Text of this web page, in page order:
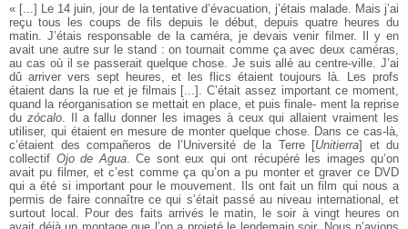
« [...] Le 14 juin, jour de la tentative d’évacuation, j’étais malade. Mais j’ai
reçu tous les coups de fils depuis le début, depuis quatre heures du
matin. J’étais responsable de la caméra, je devais venir filmer. Il y en
avait une autre sur le stand : on tournait comme ça avec deux caméras,
au cas où il se passerait quelque chose. Je suis allé au centre-ville. J’ai
dû arriver vers sept heures, et les flics étaient toujours là. Les profs
étaient dans la rue et je filmais [...]. C’était assez important ce moment,
quand la réorganisation se mettait en place, et puis finale- ment la reprise
du zócalo. Il a fallu donner les images à ceux qui allaient vraiment les
utiliser, qui étaient en mesure de monter quelque chose. Dans ce cas-là,
c’étaient des compañeros de l’Université de la Terre [Unitierra] et du
collectif Ojo de Agua. Ce sont eux qui ont récupéré les images qu’on
avait pu filmer, et c’est comme ça qu’on a pu monter et graver ce DVD
qui a été si important pour le mouvement. Ils ont fait un film qui nous a
permis de faire connaître ce qui s’était passé au niveau international, et
surtout local. Pour des faits arrivés le matin,
le soir à vingt heures on